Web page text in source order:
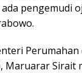
pengemudi
Perumahan
Maruarar Sirait